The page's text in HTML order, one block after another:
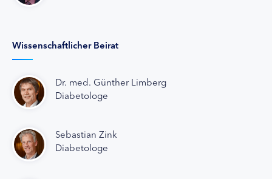
Wissenschaftlicher Beirat
Dr. med. Günther Limberg
Diabetologe
Sebastian Zink
Diabetologe